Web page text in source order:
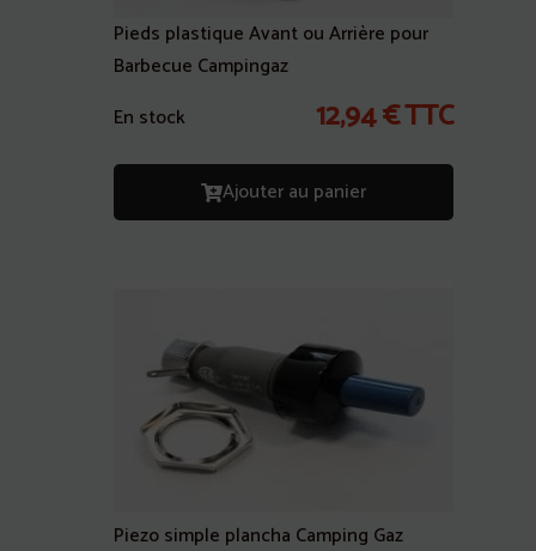
Pieds plastique Avant ou Arrière pour
Barbecue Campingaz
En stock
12,94€TTC
Ajouter au panier
Piezo simple plancha Camping Gaz